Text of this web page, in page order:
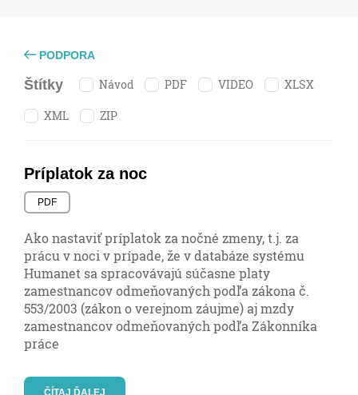
PODPORA
Štítky Návod PDF VIDEO XLSX
XML ZIP
Príplatok za noc
PDF
Ako nastaviť príplatok za nočné zmeny, t.j. za
prácu v noci v prípade, že v databáze systému
Humanet sa spracovávajú súčasne platy
zamestnancov odmeňovaných podľa zákona č.
553/2003 (zákon o verejnom záujme) aj mzdy
zamestnancov odmeňovaných podľa Zákonníka
práce